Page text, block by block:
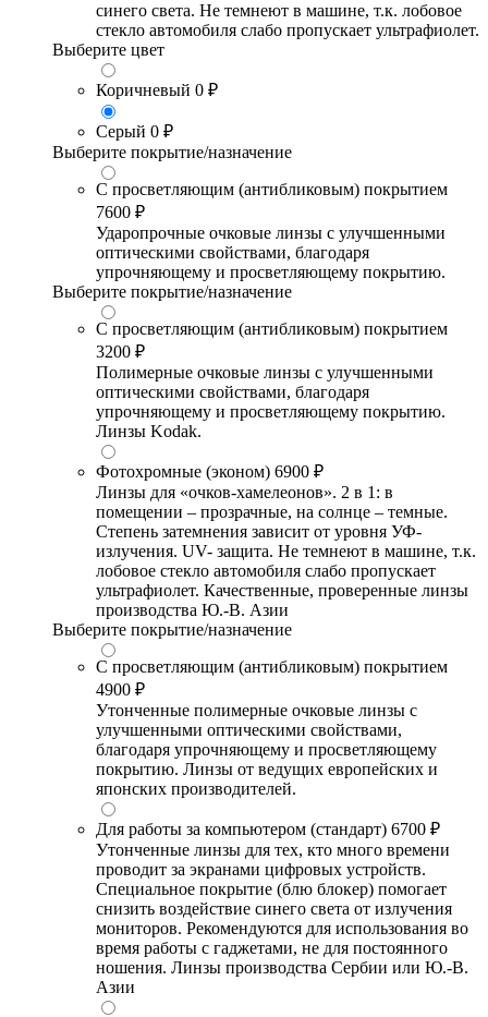
синего света. Не темнеют в машине, т.к. лобовое
стекло автомобиля слабо пропускает ультрафиолет.
Выберите цвет
Коричневый 0 ₽
Серый 0 ₽
Выберите покрытие/назначение
С просветляющим (антибликовым) покрытием
7600 ₽
Ударопрочные очковые линзы с улучшенными
оптическими свойствами, благодаря
упрочняющему и просветляющему покрытию.
Выберите покрытие/назначение
С просветляющим (антибликовым) покрытием
3200 ₽
Полимерные очковые линзы с улучшенными
оптическими свойствами, благодаря
упрочняющему и просветляющему покрытию.
Линзы Kodak.
Фотохромные (эконом) 6900 ₽
Линзы для «очков-хамелеонов». 2 в 1: в
помещении – прозрачные, на солнце – темные.
Степень затемнения зависит от уровня УФ-
излучения. UV- защита. Не темнеют в машине, т.к.
лобовое стекло автомобиля слабо пропускает
ультрафиолет. Качественные, проверенные линзы
производства Ю.-В. Азии
Выберите покрытие/назначение
С просветляющим (антибликовым) покрытием
4900 ₽
Утонченные полимерные очковые линзы с
улучшенными оптическими свойствами,
благодаря упрочняющему и просветляющему
покрытию. Линзы от ведущих европейских и
японских производителей.
Для работы за компьютером (стандарт) 6700 ₽
Утонченные линзы для тех, кто много времени
проводит за экранами цифровых устройств.
Специальное покрытие (блю блокер) помогает
снизить воздействие синего света от излучения
мониторов. Рекомендуются для использования во
время работы с гаджетами, не для постоянного
ношения. Линзы производства Сербии или Ю.-В.
Азии